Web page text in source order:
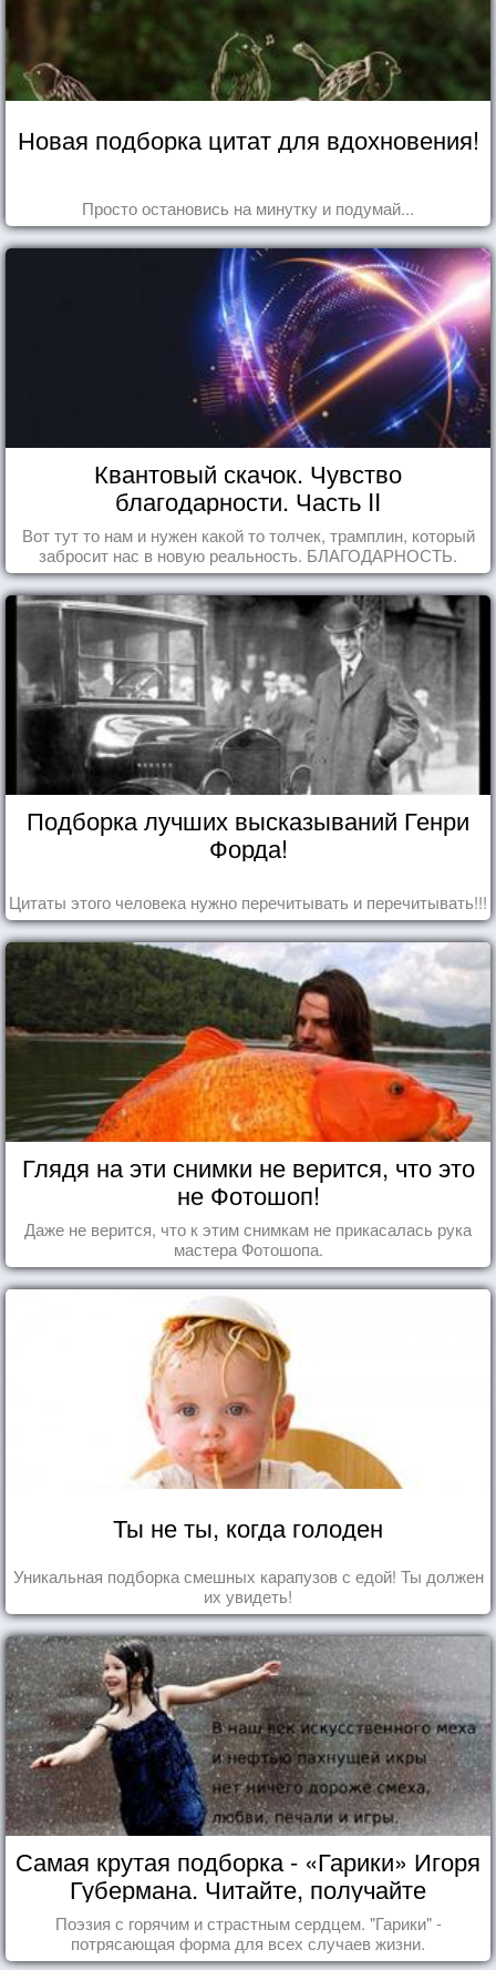
Новая подборка цитат для вдохновения!
Просто остановись на минутку и подумай...
Квантовый скачок. Чувство
благодарности. Часть II
Вот тут то нам и нужен какой то толчек, трамплин, который
забросит нас в новую реальность. БЛАГОДАРНОСТЬ.
Подборка лучших высказываний Генри
Форда!
Цитаты этого человека нужно перечитывать и перечитывать!!!
Глядя на эти снимки не верится, что это
не Фотошоп!
Даже не верится, что к этим снимкам не прикасалась рука
мастера Фотошопа.
Ты не ты, когда голоден
Уникальная подборка смешных карапузов с едой! Ты должен
их увидеть!
Самая крутая подборка - «Гарики» Игоря
Губермана. Читайте, получайте
удовольствие!
Поэзия с горячим и страстным сердцем. "Гарики" -
потрясающая форма для всех случаев жизни.